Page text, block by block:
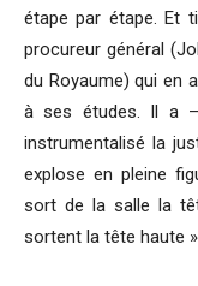
étape par étape. Et
procureur général
du Royaume) qui en
à ses études. Il a
instrumentalisé la
explose en pleine
sort de la salle la
sortent la tête haute